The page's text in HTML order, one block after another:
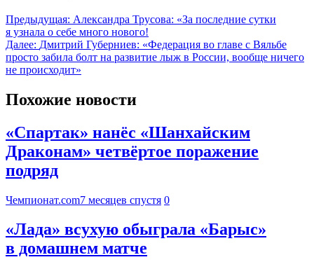
Предыдущая: Александра Трусова: «За последние сутки
я узнала о себе много нового!
Далее: Дмитрий Губерниев: «Федерация во главе с Вяльбе
просто забила болт на развитие лыж в России, вообще ничего
не происходит»
Похожие новости
«Спартак» нанёс «Шанхайским
Драконам» четвёртое поражение
подряд
Чемпионат.com7 месяцев спустя 0
«Лада» всухую обыграла «Барыс»
в домашнем матче